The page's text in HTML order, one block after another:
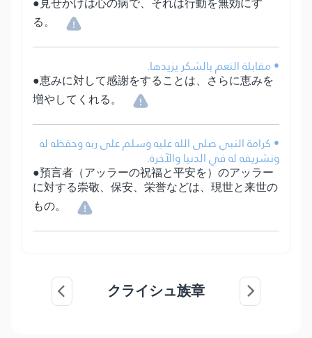
る。
• مقابلة النعم بالشكر يزيدها.
●恵みに対して感謝をすることは、さらに恵みを
増やしてくれる。
• كرامة النبي صلى الله عليه وسلم على ربه وحفظه له
وتشريفه له في الدنيا والآخرة.
●預言者（アッラーの祝福と平安を）のアッラー
に対する崇敬、保安、栄誉などは、現世と来世の
もの。
クライシュ族章